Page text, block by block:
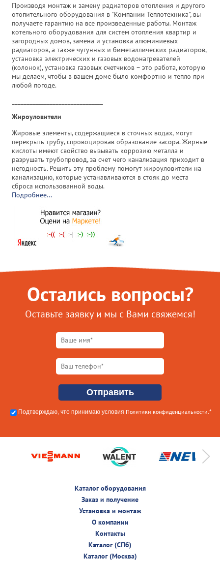
Производя монтаж и замену радиаторов отопления и другого
отопительного оборудования в "Компании Теплотехника", вы
получаете гарантию на все произведенные работы. Монтаж
котельного оборудования для систем отопления квартир и
загородных домов, замена и установка алюминиевых
радиаторов, а также чугунных и биметаллических радиаторов,
установка электрических и газовых водонагревателей
(колонок), установка газовых счетчиков – это работа, которую
мы делаем, чтобы в вашем доме было комфортно и тепло при
любой погоде.
Жироуловители
Жировые элементы, содержащиеся в сточных водах, могут
перекрыть трубу, спровоцировав образование засора. Жирные
кислоты имеют свойство вызывать коррозию металла и
разрушать трубопровод, за счет чего канализация приходит в
негодность. Решить эту проблему помогут жироуловители на
канализацию, которые устанавливаются в стояк до места
сброса использованной воды.
Подробнее...
Остались вопросы?
Оставьте заявку и мы с Вами свяжемся!
Подтверждаю, что принимаю условия Политики конфиденциальности.*
Каталог оборудования
Заказ и получение
Установка и монтаж
О компании
Контакты
Каталог (СПб)
Каталог (Москва)